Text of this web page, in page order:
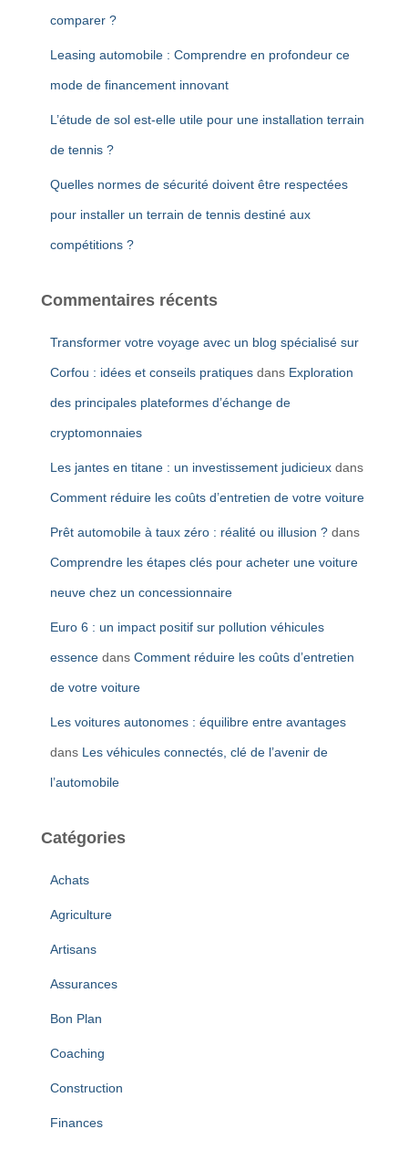
comparer ?
Leasing automobile : Comprendre en profondeur ce
mode de financement innovant
L’étude de sol est-elle utile pour une installation terrain
de tennis ?
Quelles normes de sécurité doivent être respectées
pour installer un terrain de tennis destiné aux
compétitions ?
Commentaires récents
Transformer votre voyage avec un blog spécialisé sur
Corfou : idées et conseils pratiques dans Exploration
des principales plateformes d’échange de
cryptomonnaies
Les jantes en titane : un investissement judicieux dans
Comment réduire les coûts d’entretien de votre voiture
Prêt automobile à taux zéro : réalité ou illusion ? dans
Comprendre les étapes clés pour acheter une voiture
neuve chez un concessionnaire
Euro 6 : un impact positif sur pollution véhicules
essence dans Comment réduire les coûts d’entretien
de votre voiture
Les voitures autonomes : équilibre entre avantages
dans Les véhicules connectés, clé de l’avenir de
l’automobile
Catégories
Achats
Agriculture
Artisans
Assurances
Bon Plan
Coaching
Construction
Finances